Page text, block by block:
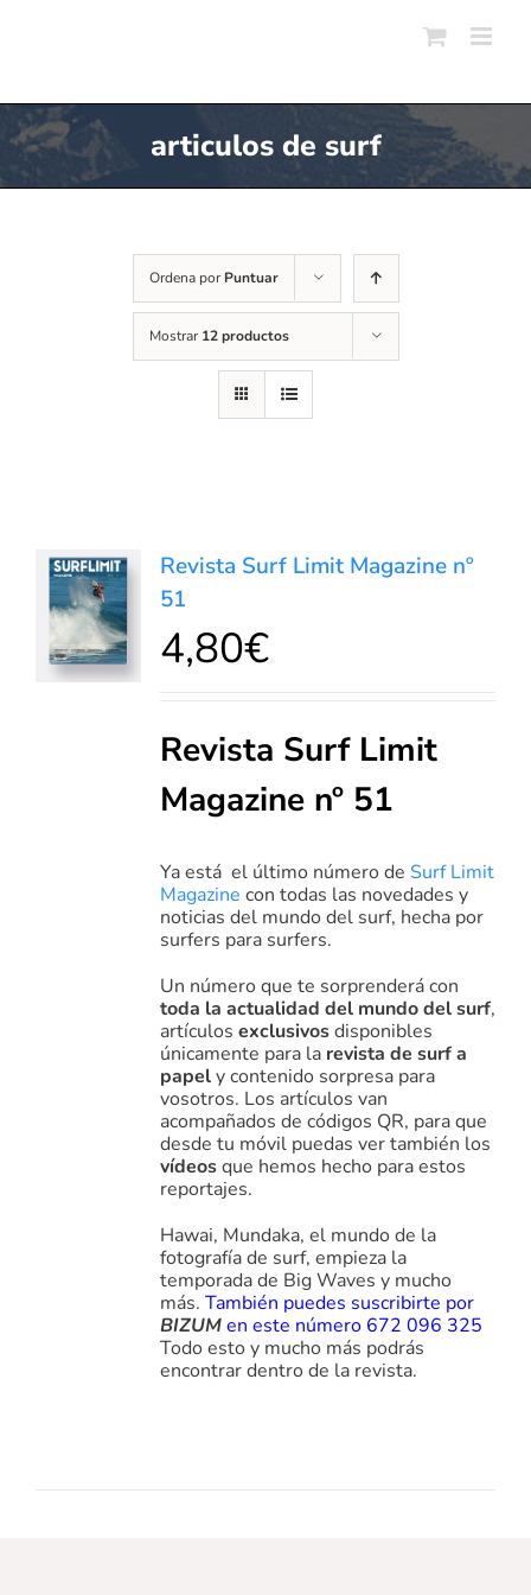
articulos de surf
Ordena por Puntuar
Mostrar 12 productos
AÑADIR
AL
CARRITO
/
DETALLES
Revista Surf Limit Magazine nº
51
4,80€
Revista Surf Limit
Magazine nº 51
Ya está el último número de Surf Limit
Magazine con todas las novedades y
noticias del mundo del surf, hecha por
surfers para surfers.
Un número que te sorprenderá con
toda la actualidad del mundo del surf,
artículos exclusivosdisponibles
únicamente para la revista de surf a
papely contenido sorpresa para
vosotros. Los artículos van
acompañados de códigos QR, para que
desde tu móvil puedas ver también los
vídeosque hemos hecho para estos
reportajes.
Hawai, Mundaka, el mundo de la
fotografía de surf, empieza la
temporada de Big Waves y mucho
más. También puedes suscribirte por
BIZUMen este número 672 096 325
Todo esto y mucho más podrás
encontrar dentro de la revista.